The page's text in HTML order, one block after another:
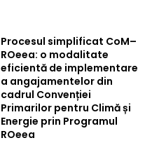
Procesul simplificat CoM–
ROeea: o modalitate
eficientă de implementare
a angajamentelor din
cadrul Convenției
Primarilor pentru Climă și
Energie prin Programul
ROeea